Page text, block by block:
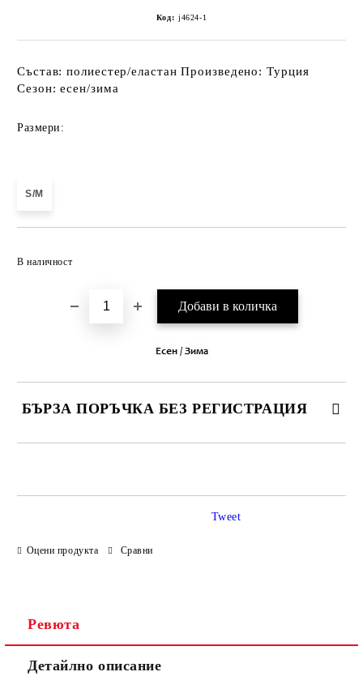
Код: j4624-1
Състав: полиестер/еластан Произведено: Турция
Сезон: есен/зима
Размери:
S/M
В наличност
БЪРЗА ПОРЪЧКА БЕЗ РЕГИСТРАЦИЯ
Оцени продукта Сравни
Tweet
Ревюта
Детайлно описание